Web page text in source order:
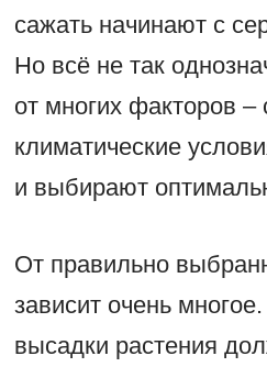
сажать начинают с
Но всё не так
от многих факторов –
климатические
и выбирают
От правильно
зависит очень
высадки растения